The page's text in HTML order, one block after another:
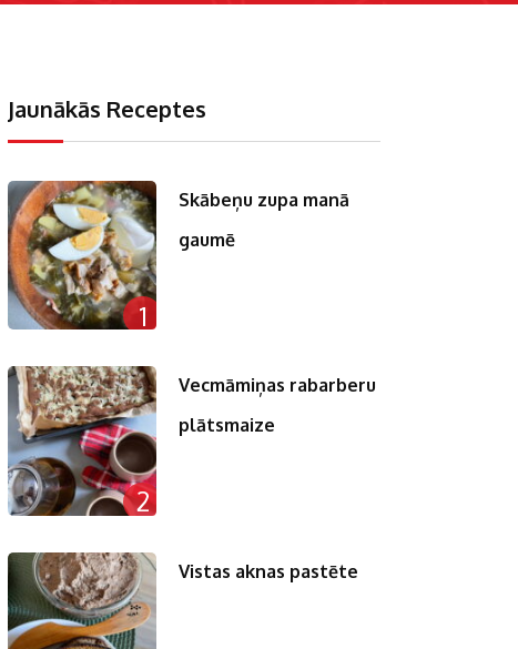
Jaunākās Receptes
1
Skābeņu zupa manā
gaumē
2
Vecmāmiņas rabarberu
plātsmaize
Vistas aknas pastēte